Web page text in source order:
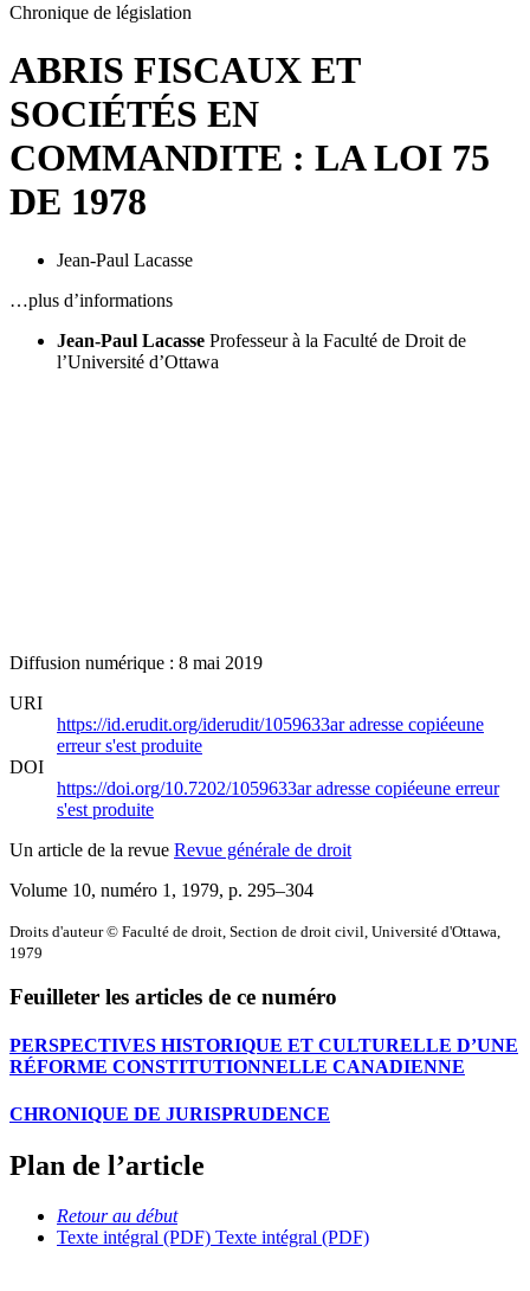
Chronique de législation
ABRIS FISCAUX ET
SOCIÉTÉS EN
COMMANDITE : LA LOI 75
DE 1978
Jean-Paul Lacasse
…plus d’informations
Jean-Paul Lacasse Professeur à la Faculté de Droit de
l’Université d’Ottawa
Diffusion numérique : 8 mai 2019
URI
https://id.erudit.org/iderudit/1059633aradresse copiéeune
erreur s'est produite
DOI
https://doi.org/10.7202/1059633aradresse copiéeune erreur
s'est produite
Un article de la revue Revue générale de droit
Volume 10, numéro 1, 1979, p. 295–304
Droits d'auteur © Faculté de droit, Section de droit civil, Université d'Ottawa,
1979
Feuilleter les articles de ce numéro
PERSPECTIVES HISTORIQUE ET CULTURELLE D’UNE
RÉFORME CONSTITUTIONNELLE CANADIENNE
CHRONIQUE DE JURISPRUDENCE
Plan de l’article
Retour au début
Texte intégral (PDF) Texte intégral (PDF)